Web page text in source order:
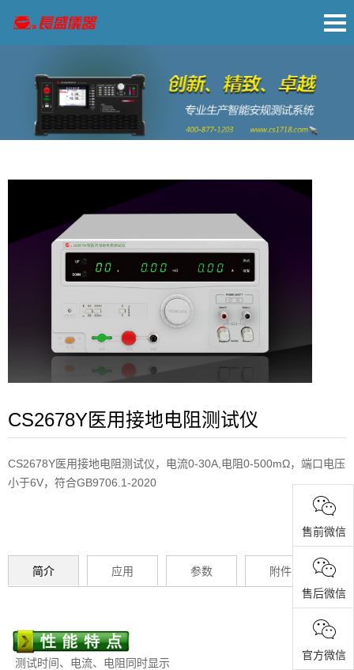
CS2678Y医用接地电阻测试仪
CS2678Y医用接地电阻测试仪，电流0-30A,电阻0-500mΩ，端口电压
小于6V，符合GB9706.1-2020
简介 应用 参数 附件
测试时间、电流、电阻同时显示
售前微信
售后微信
官方微信